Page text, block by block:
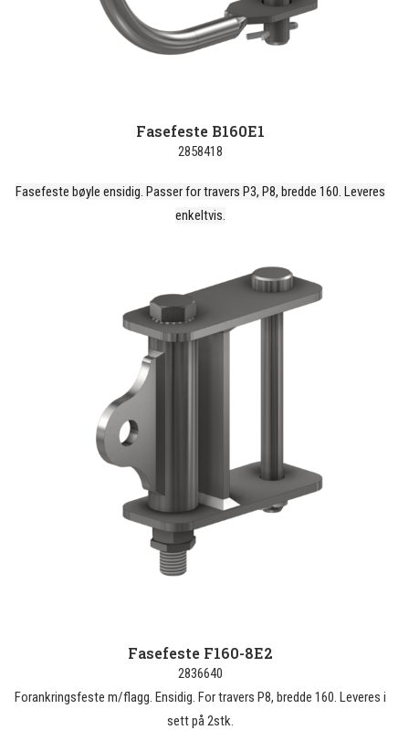
Fasefeste B160E1
2858418
Fasefeste bøyle ensidig. Passer for travers P3, P8, bredde 160. Leveres
enkeltvis.
Fasefeste F160-8E2
2836640
Forankringsfeste m/flagg. Ensidig. For travers P8, bredde 160. Leveres i
sett på 2stk.